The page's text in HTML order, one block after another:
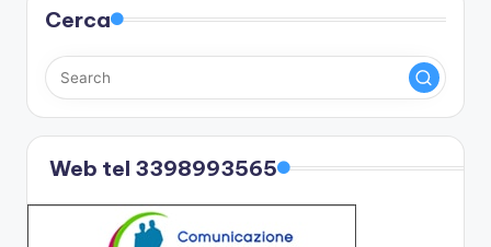
Cerca
Web tel 3398993565